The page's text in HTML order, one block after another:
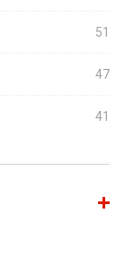
51
47
41